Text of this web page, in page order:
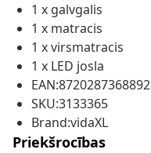
1 x galvgalis
1 x matracis
1 x virsmatracis
1 x LED josla
EAN:8720287368892
SKU:3133365
Brand:vidaXL
Priekšrocības